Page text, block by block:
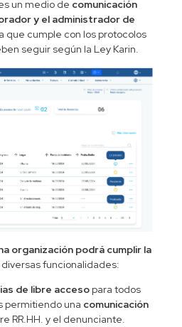
un medio de comunicación
y el administrador de
que cumple con los protocolos
seguir según la Ley Karin.
organización podrá cumplir la
funcionalidades:
de libre acceso para todos
permitiendo una comunicación
RR.HH. y el denunciante.